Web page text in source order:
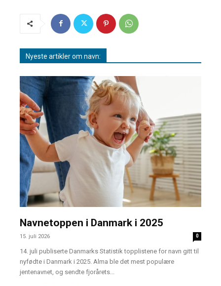
Nyeste artikler om navn:
Navnetoppen i Danmark i 2025
15. juli 2026 0
14. juli publiserte Danmarks Statistik topplistene for navn gitt til
nyfødte i Danmark i 2025. Alma ble det mest populære
jentenavnet, og sendte fjorårets...